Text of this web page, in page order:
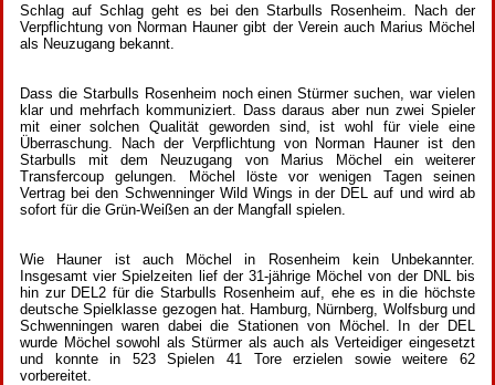
Schlag auf Schlag geht es bei den Starbulls Rosenheim. Nach der
Verpflichtung von Norman Hauner gibt der Verein auch Marius Möchel
als Neuzugang bekannt.
Dass die Starbulls Rosenheim noch einen Stürmer suchen, war vielen
klar und mehrfach kommuniziert. Dass daraus aber nun zwei Spieler
mit einer solchen Qualität geworden sind, ist wohl für viele eine
Überraschung. Nach der Verpflichtung von Norman Hauner ist den
Starbulls mit dem Neuzugang von Marius Möchel ein weiterer
Transfercoup gelungen. Möchel löste vor wenigen Tagen seinen
Vertrag bei den Schwenninger Wild Wings in der DEL auf und wird ab
sofort für die Grün-Weißen an der Mangfall spielen.
Wie Hauner ist auch Möchel in Rosenheim kein Unbekannter.
Insgesamt vier Spielzeiten lief der 31-jährige Möchel von der DNL bis
hin zur DEL2 für die Starbulls Rosenheim auf, ehe es in die höchste
deutsche Spielklasse gezogen hat. Hamburg, Nürnberg, Wolfsburg und
Schwenningen waren dabei die Stationen von Möchel. In der DEL
wurde Möchel sowohl als Stürmer als auch als Verteidiger eingesetzt
und konnte in 523 Spielen 41 Tore erzielen sowie weitere 62
vorbereitet.